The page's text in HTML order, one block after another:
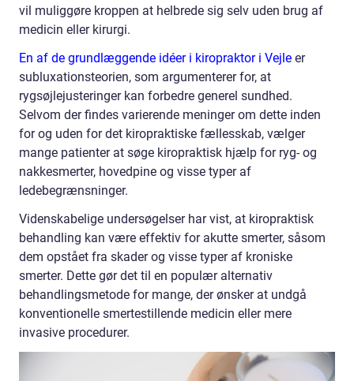
vil muliggøre kroppen at helbrede sig selv uden brug af
medicin eller kirurgi.
En af de grundlæggende idéer i kiropraktor i Vejle er
subluxationsteorien, som argumenterer for, at
rygsøjlejusteringer kan forbedre generel sundhed.
Selvom der findes varierende meninger om dette inden
for og uden for det kiropraktiske fællesskab, vælger
mange patienter at søge kiropraktisk hjælp for ryg- og
nakkesmerter, hovedpine og visse typer af
ledebegrænsninger.
Videnskabelige undersøgelser har vist, at kiropraktisk
behandling kan være effektiv for akutte smerter, såsom
dem opstået fra skader og visse typer af kroniske
smerter. Dette gør det til en populær alternativ
behandlingsmetode for mange, der ønsker at undgå
konventionelle smertestillende medicin eller mere
invasive procedurer.